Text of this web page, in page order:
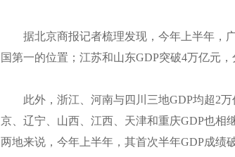
据北京商报记者梳理发现，今年上半年，
国第一的位置；江苏和山东GDP突破4万亿元，
此外，浙江、河南与四川三地GDP均超2
京、辽宁、山西、江西、天津和重庆GDP也相
两地来说，今年上半年，其首次半年GDP成绩